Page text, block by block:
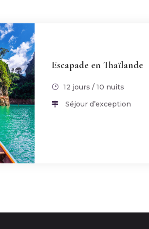
Escapade en Thaïlande
12 jours / 10 nuits
Séjour d’exception